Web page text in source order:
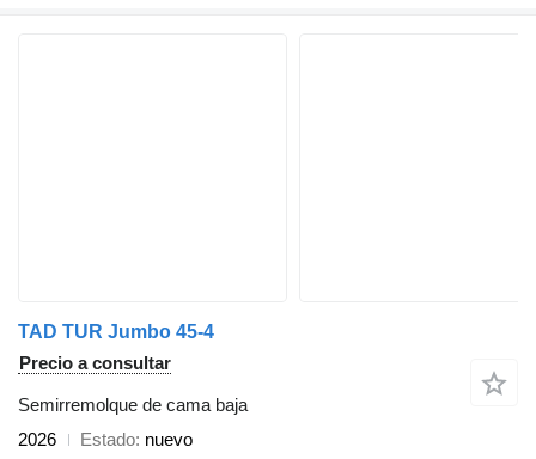
TAD TUR Jumbo 45-4
Precio a consultar
Semirremolque de cama baja
2026
Estado nuevo